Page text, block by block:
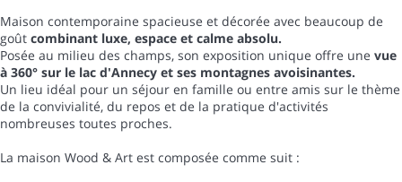
Maison contemporaine spacieuse et décorée avec beaucoup de
goût combinant luxe, espace et calme absolu.
Posée au milieu des champs, son exposition unique offre une vue
à 360° sur le lac d'Annecy et ses montagnes avoisinantes.
Un lieu idéal pour un séjour en famille ou entre amis sur le thème
de la convivialité, du repos et de la pratique d'activités
nombreuses toutes proches.
La maison Wood & Art est composée comme suit :